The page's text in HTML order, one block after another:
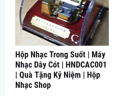
Hộp Nhạc Trong Suốt | Máy
Nhạc Dây Cót | HNDCAC001
| Quà Tặng Kỷ Niệm | Hộp
Nhạc Shop